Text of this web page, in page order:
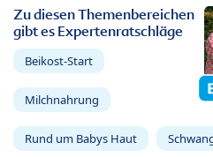
Zu diesen Themenbereichen
gibt es Expertenratschläge
Beikost-Start
Milchnahrung
Rund um Babys Haut